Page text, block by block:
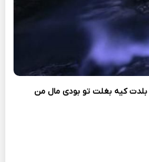
کیه بغلت تو بودی مال من